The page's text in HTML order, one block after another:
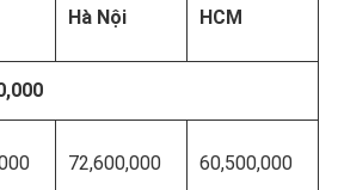
Hà Nội HCM
72,600,000 60,500,000